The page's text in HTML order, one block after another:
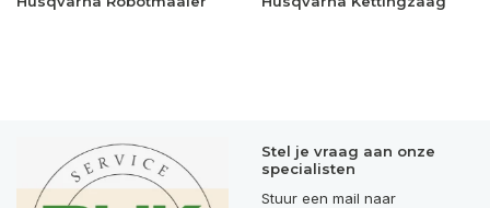
Stel je vraag aan onze
specialisten
Stuur een mail naar